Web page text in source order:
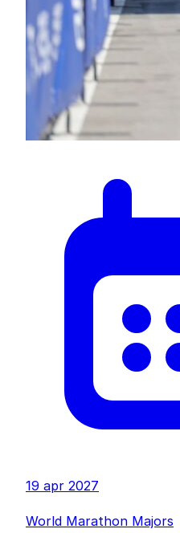
19 apr 2027
World Marathon Majors